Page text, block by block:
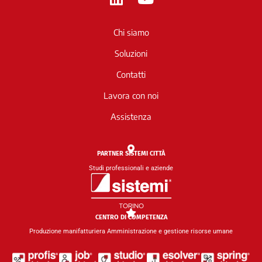
i
n
k
e
d
i
n
t
u
b
e
Chi siamo
Soluzioni
Contatti
Lavora con noi
Assistenza
PARTNER SISTEMI CITTÀ
Studi professionali e aziende
CENTRO DI COMPETENZA
Produzione manifatturiera Amministrazione e gestione risorse umane